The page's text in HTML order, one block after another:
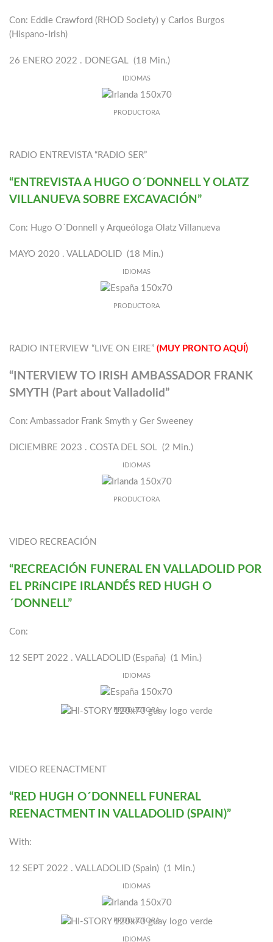
Con: Eddie Crawford (RHOD Society) y Carlos Burgos
(Hispano-Irish)
26 ENERO 2022 . DONEGAL (18 Min.)
IDIOMAS
PRODUCTORA
RADIO ENTREVISTA “RADIO SER”
“ENTREVISTA A HUGO O´DONNELL Y OLATZ
VILLANUEVA SOBRE EXCAVACIÓN”
Con: Hugo O´Donnell y Arqueóloga Olatz Villanueva
MAYO 2020 . VALLADOLID (18 Min.)
IDIOMAS
PRODUCTORA
RADIO INTERVIEW “LIVE ON EIRE” (MUY PRONTO AQUÍ)
“INTERVIEW TO IRISH AMBASSADOR FRANK
SMYTH (Part about Valladolid”
Con: Ambassador Frank Smyth y Ger Sweeney
DICIEMBRE 2023 . COSTA DEL SOL (2 Min.)
IDIOMAS
PRODUCTORA
VIDEO RECREACIÓN
“RECREACIÓN FUNERAL EN VALLADOLID POR
EL PRíNCIPE IRLANDÉS RED HUGH O
´DONNELL”
Con:
12 SEPT 2022 . VALLADOLID (España) (1 Min.)
IDIOMAS
PRODUCTORA
VIDEO REENACTMENT
“RED HUGH O´DONNELL FUNERAL
REENACTMENT IN VALLADOLID (SPAIN)”
With:
12 SEPT 2022 . VALLADOLID (Spain) (1 Min.)
IDIOMAS
PRODUCTORA
IDIOMAS